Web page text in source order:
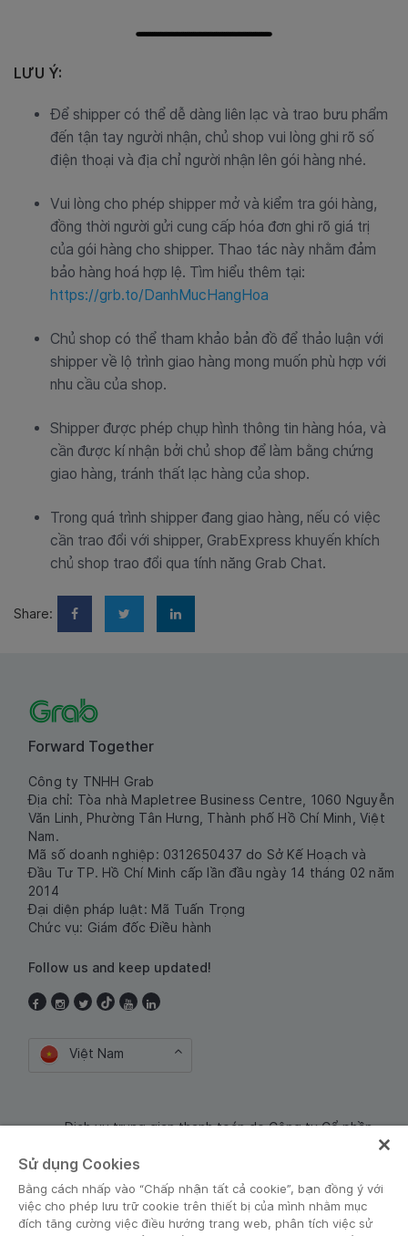
LƯU Ý:
Để shipper có thể dễ dàng liên lạc và trao bưu phẩm
đến tận tay người nhận, chủ shop vui lòng ghi rõ số
điện thoại và địa chỉ người nhận lên gói hàng nhé.
Vui lòng cho phép shipper mở và kiểm tra gói hàng,
đồng thời người gửi cung cấp hóa đơn ghi rõ giá trị
của gói hàng cho shipper. Thao tác này nhằm đảm
bảo hàng hoá hợp lệ. Tìm hiểu thêm tại:
https://grb.to/DanhMucHangHoa
Chủ shop có thể tham khảo bản đồ để thảo luận với
shipper về lộ trình giao hàng mong muốn phù hợp với
nhu cầu của shop.
Shipper được phép chụp hình thông tin hàng hóa, và
cần được kí nhận bởi chủ shop để làm bằng chứng
giao hàng, tránh thất lạc hàng của shop.
Trong quá trình shipper đang giao hàng, nếu có việc
cần trao đổi với shipper, GrabExpress khuyến khích
chủ shop trao đổi qua tính năng Grab Chat.
Share:
Forward Together
Công ty TNHH Grab
Địa chỉ: Tòa nhà Mapletree Business Centre, 1060 Nguyễn
Văn Linh, Phường Tân Hưng, Thành phố Hồ Chí Minh, Việt
Nam.
Mã số doanh nghiệp: 0312650437 do Sở Kế Hoạch và
Đầu Tư TP. Hồ Chí Minh cấp lần đầu ngày 14 tháng 02 năm
2014
Đại diện pháp luật: Mã Tuấn Trọng
Chức vụ: Giám đốc Điều hành
Follow us and keep updated!
Việt Nam
Dịch vụ trung gian thanh toán do Công ty Cổ phần
Sử dụng Cookies
Bằng cách nhấp vào “Chấp nhận tất cả cookie”, bạn đồng ý với
việc cho phép lưu trữ cookie trên thiết bị của mình nhằm mục
đích tăng cường việc điều hướng trang web, phân tích việc sử